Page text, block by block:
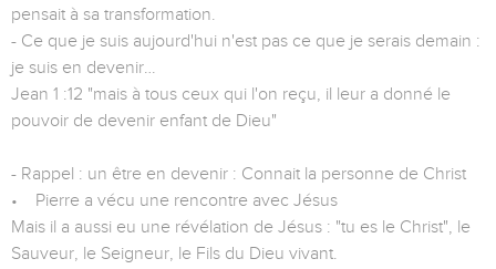
pensait à sa transformation.
- Ce que je suis aujourd'hui n'est pas ce que je serais demain :
je suis en devenir…
Jean 1 :12 "mais à tous ceux qui l'on reçu, il leur a donné le
pouvoir de devenir enfant de Dieu"
- Rappel : un être en devenir : Connait la personne de Christ
• Pierre a vécu une rencontre avec Jésus
Mais il a aussi eu une révélation de Jésus : "tu es le Christ", le
Sauveur, le Seigneur, le Fils du Dieu vivant.